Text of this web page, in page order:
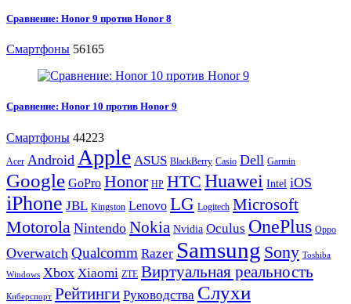
Сравнение: Honor 9 против Honor 8
Смартфоны 56165
Сравнение: Honor 10 против Honor 9
Смартфоны 44223
Acer Android Apple ASUS BlackBerry Casio Dell Garmin
Google GoPro Honor HP HTC Huawei Intel iOS
iPhone JBL Kingston Lenovo LG Logitech Microsoft
Motorola Nintendo Nokia Nvidia Oculus OnePlus Oppo
Overwatch Qualcomm Razer Samsung Sony Toshiba
Windows Xbox Xiaomi ZTE Виртуальная реальность
Киберспорт Рейтинги Руководства Слухи